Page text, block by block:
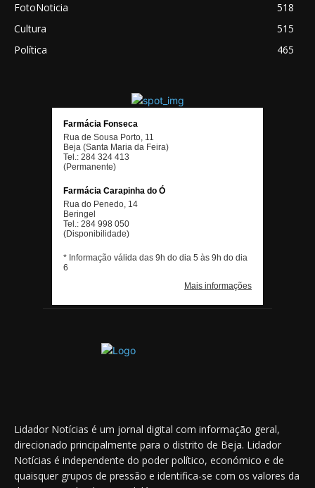
FotoNoticia
518
Cultura
515
Política
465
Lidador Notícias é um jornal digital com informação geral,
direcionado principalmente para o distrito de Beja. Lidador
Notícias é independente do poder político, económico e de
quaisquer grupos de pressão e identifica-se com os valores da